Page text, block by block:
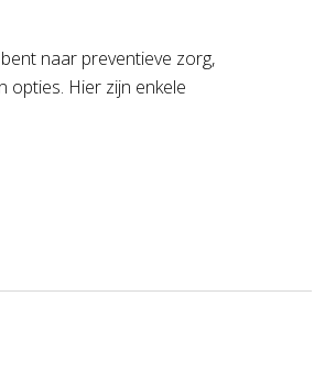
naar preventieve zorg,
opties. Hier zijn enkele